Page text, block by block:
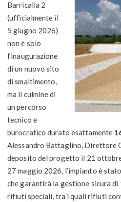
Barricalla 2
(ufficialmente il
5 giugno 2026)
non è solo
l’inaugurazione
di un nuovo sito
di smaltimento,
ma il culmine di
un percorso
tecnico e
burocratico durato esattamente
Alessandro Battaglino, Direttore
deposito del progetto il 21
27 maggio 2026, l’impianto è
che garantirà la gestione sicura di
rifiuti speciali, tra i quali rifiuti